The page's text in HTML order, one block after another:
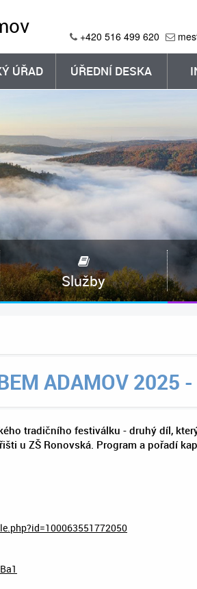
+420 516 499 620
ÚŘAD ÚŘEDNÍ DESKA
Služby
ADAMOV 2025
tradičního festiválku - druhý díl,
u ZŠ Ronovská. Program a pořadí